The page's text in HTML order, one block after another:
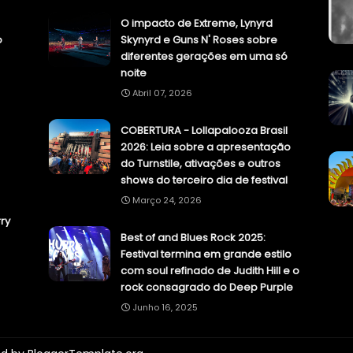
O impacto de Extreme, Lynyrd
Skynyrd e Guns N' Roses sobre
diferentes gerações em uma só
noite
Abril 07, 2026
COBERTURA - Lollapalooza Brasil
2026: Leia sobre a apresentação
do Turnstile, ativações e outros
shows do terceiro dia de festival
Março 24, 2026
Best of and Blues Rock 2025:
Festival termina em grande estilo
com soul refinado de Judith Hill e o
rock consagrado do Deep Purple
Junho 16, 2025